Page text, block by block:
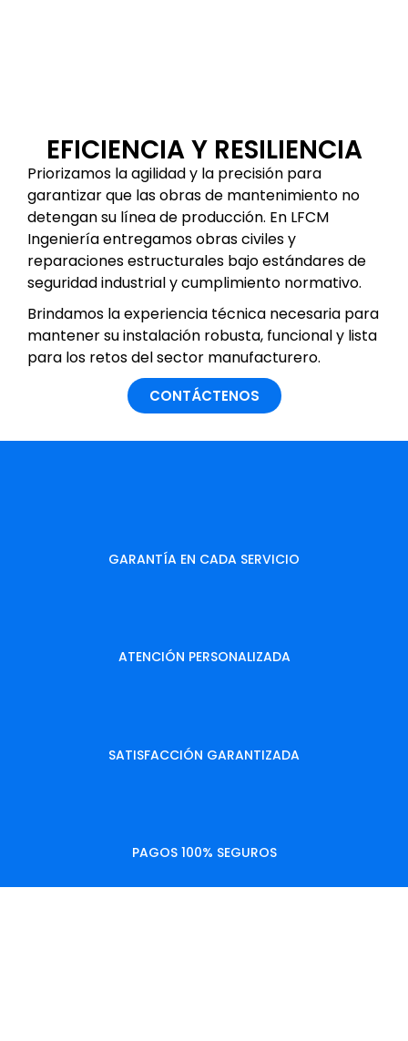
EFICIENCIA Y RESILIENCIA
Priorizamos la agilidad y la precisión para
garantizar que las obras de mantenimiento no
detengan su línea de producción. En LFCM
Ingeniería entregamos obras civiles y
reparaciones estructurales bajo estándares de
seguridad industrial y cumplimiento normativo.
Brindamos la experiencia técnica necesaria para
mantener su instalación robusta, funcional y lista
para los retos del sector manufacturero.
CONTÁCTENOS
GARANTÍA EN CADA SERVICIO
ATENCIÓN PERSONALIZADA
SATISFACCIÓN GARANTIZADA
PAGOS 100% SEGUROS